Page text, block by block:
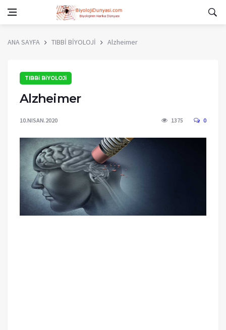
ANA SAYFA TIBBİ BİYOLOJİ Alzheimer
TIBBİ BİYOLOJİ
Alzheimer
10.NISAN.2020 1375 0